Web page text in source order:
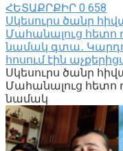
ՀԵՏԱՔՐՔԻՐ 0 658
Սկեսուրս ծանր
Մահանալուց հետո
նամակ գտա․
հոսում էին
Սկեսուրս ծանր
Մահանալուց հետո
նամակ